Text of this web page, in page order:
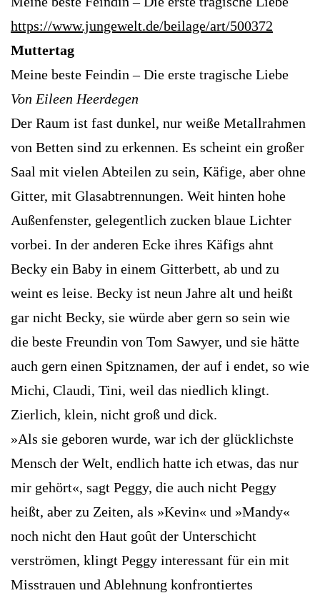
https://www.jungewelt.de/beilage/art/500372
Muttertag
Meine beste Feindin – Die erste tragische Liebe
Von Eileen Heerdegen
Der Raum ist fast dunkel, nur weiße Metallrahmen
von Betten sind zu erkennen. Es scheint ein großer
Saal mit vielen Abteilen zu sein, Käfige, aber ohne
Gitter, mit Glasabtrennungen. Weit hinten hohe
Außenfenster, gelegentlich zucken blaue Lichter
vorbei. In der anderen Ecke ihres Käfigs ahnt
Becky ein Baby in einem Gitterbett, ab und zu
weint es leise. Becky ist neun Jahre alt und heißt
gar nicht Becky, sie würde aber gern so sein wie
die beste Freundin von Tom Sawyer, und sie hätte
auch gern einen Spitznamen, der auf i endet, so wie
Michi, Claudi, Tini, weil das niedlich klingt.
Zierlich, klein, nicht groß und dick.
»Als sie geboren wurde, war ich der glücklichste
Mensch der Welt, endlich hatte ich etwas, das nur
mir gehört«, sagt Peggy, die auch nicht Peggy
heißt, aber zu Zeiten, als »Kevin« und »Mandy«
noch nicht den Haut goût der Unterschicht
verströmen, klingt Peggy interessant für ein mit
Misstrauen und Ablehnung konfrontiertes